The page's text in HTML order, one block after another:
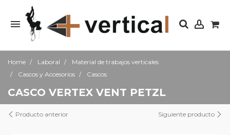
Home Laboral
Material de trabajos verticales
Cascos y Accesorios
Cascos
CASCO VERTEX VENT PETZL
Producto anterior Siguiente producto